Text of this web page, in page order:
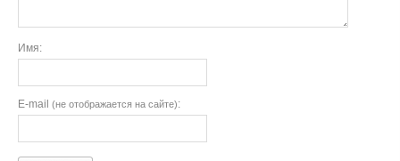
Имя:
E-mail (не отображается на сайте):